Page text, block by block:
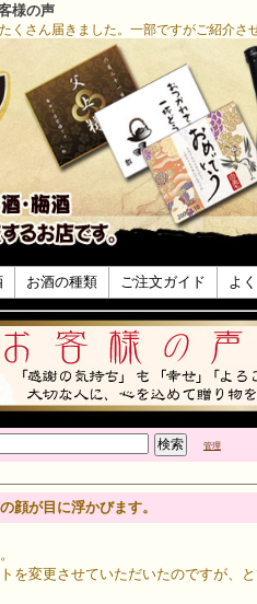
様の声
くさん届きました。一部ですがご紹介さ
お酒の種類 ご注文ガイド よ
管理
顔が目に浮かびます。
を変更させていただいたのですが、